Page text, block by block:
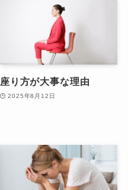
座り方が大事な理由
2025年8月12日